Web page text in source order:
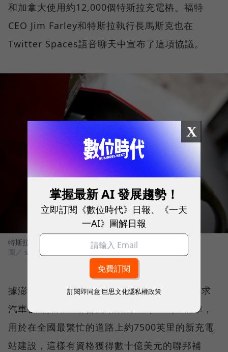
和加拿大使用約12,000個特斯拉充電樁。福特
CEO Jim Farley和特斯拉執行長馬斯克也在
Twitter Spaces語音聊天中宣布了這項協議。
特斯拉充電標準，本月以來獲得越來越多車廠採用。
圖／ shutterstock
據澎湃新聞援引路透社報導，美國拜登政府要求
汽車公司採用「聯合充電系統」（CCS） 標準，
用於在全國最繁忙的道路上約7500英里的新充電
站建設，這樣有資格獲得數十億美元的聯邦補
X
掌握最新 AI 發展趨勢！
立即訂閱《數位時代》日報、《一天
一AI》圖解日報
訂閱即同意 巨思文化隱私權政策